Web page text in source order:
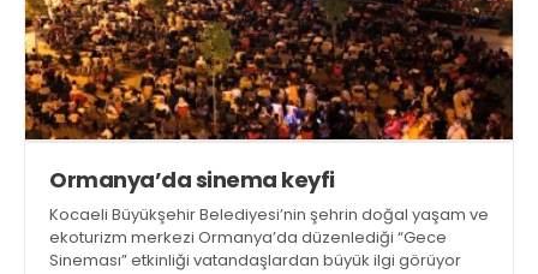
Ormanya’da sinema keyfi
Kocaeli Büyükşehir Belediyesi’nin şehrin doğal yaşam ve
ekoturizm merkezi Ormanya’da düzenlediği “Gece
Sineması” etkinliği vatandaşlardan büyük ilgi görüyor